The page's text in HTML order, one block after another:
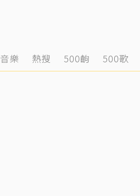
音樂 熱搜 500齣 500歌